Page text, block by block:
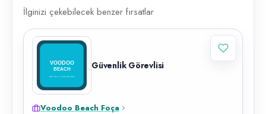
İlginizi çekebilecek benzer fırsatlar
Güvenlik Görevlisi
Voodoo Beach Foça